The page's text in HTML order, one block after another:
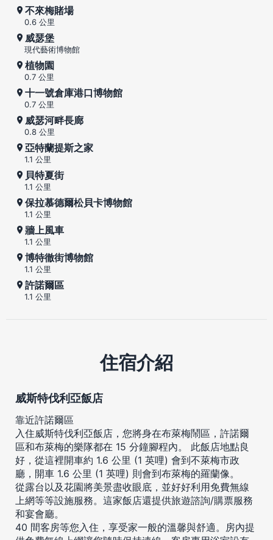
不來梅賭場
0.6 公里
威瑟堡
現代藝術博物館
植物園
0.7 公里
十一號倉庫港口博物館
0.7 公里
威瑟河畔長廊
0.8 公里
亞特蘭提斯之家
1.1 公里
貝特夏街
1.1 公里
保拉慕德爾松貝卡博物館
1.1 公里
牆上風車
1.1 公里
博特徹街博物館
1.1 公里
許諾爾區
1.1 公里
住宿介紹
威斯特伐利亞飯店
靠近許諾爾區
入住威斯特伐利亞飯店，您將身在布萊梅鬧區，許諾爾
區和布萊梅的樂隊都在 15 分鐘腳程內。 此飯店地點良
好，從這裡開車約 1.6 公里 (1 英哩) 會到不萊梅市政
廳，開車 1.6 公里 (1 英哩) 則會到布萊梅的羅蘭像。
從露台以及花園將美景盡收眼底，並好好利用免費無線
上網等等設施服務。這家飯店還提供旅遊諮詢/購票服務
和宴會廳。
40 間客房等您入住，享受家一般的溫馨與舒適。房內提